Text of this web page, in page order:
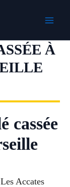
À
cassée
Accates